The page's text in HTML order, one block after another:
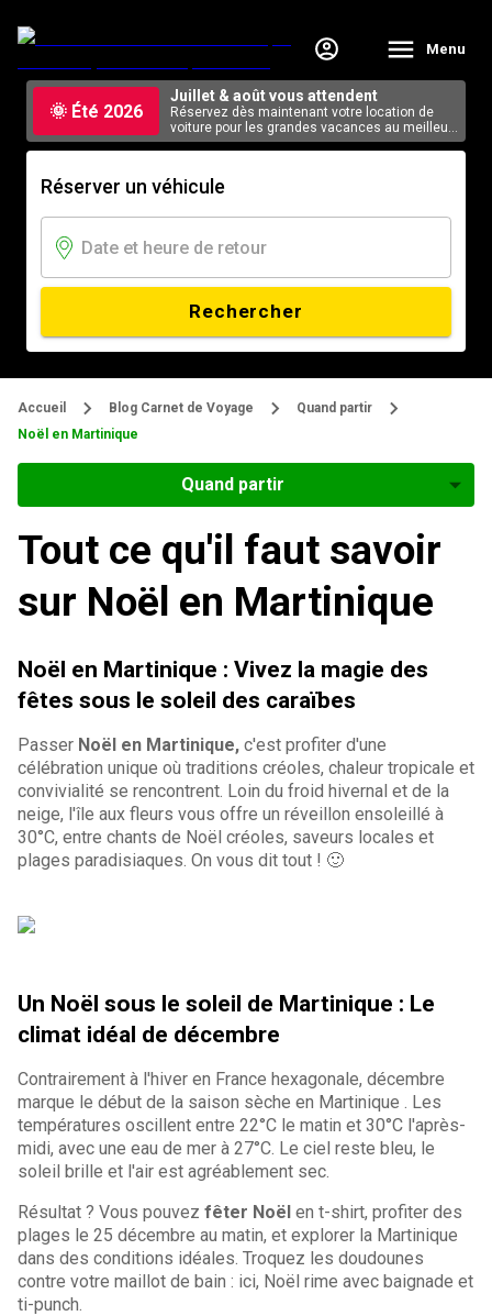
Menu
🌞 Été 2026
Juillet & août vous attendent
Réservez dès maintenant votre location de
voiture pour les grandes vacances au meilleur
tarif, en ligne.
Réserver un véhicule
Rechercher
Accueil Blog Carnet de Voyage
Quand partir
Noël en Martinique
Quand partir
Tout ce qu'il faut savoir
sur Noël en Martinique
Noël en Martinique : Vivez la magie des
fêtes sous le soleil des caraïbes
Passer Noël en Martinique, c'est profiter d'une
célébration unique où traditions créoles, chaleur tropicale et
convivialité se rencontrent. Loin du froid hivernal et de la
neige, l'île aux fleurs vous offre un réveillon ensoleillé à
30°C, entre chants de Noël créoles, saveurs locales et
plages paradisiaques. On vous dit tout ! 🙂
Un Noël sous le soleil de Martinique : Le
climat idéal de décembre
Contrairement à l'hiver en France hexagonale, décembre
marque le début de la saison sèche en Martinique . Les
températures oscillent entre 22°C le matin et 30°C l'après-
midi, avec une eau de mer à 27°C. Le ciel reste bleu, le
soleil brille et l'air est agréablement sec.
Résultat ? Vous pouvez fêter Noël en t-shirt, profiter des
plages le 25 décembre au matin, et explorer la Martinique
dans des conditions idéales. Troquez les doudounes
contre votre maillot de bain : ici, Noël rime avec baignade et
ti-punch.